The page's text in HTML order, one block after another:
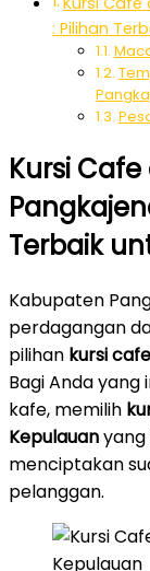
: Pilihan
Kursi
Terbaik
Kabupaten
perdagangan
pilihan kursi cafe
Bagi Anda
kafe, memilih
Kepulauan
menciptakan
pelanggan.